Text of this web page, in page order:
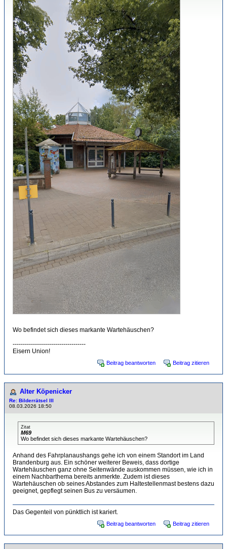
Wo befindet sich dieses markante Wartehäuschen?
------------------------------------
Eisern Union!
Beitrag beantworten Beitrag zitieren
Alter Köpenicker
Re: Bilderrätsel III
08.03.2026 18:50
Zitat
M69
Wo befindet sich dieses markante Wartehäuschen?
Anhand des Fahrplanaushangs gehe ich von einem Standort im Land
Brandenburg aus. Ein schöner weiterer Beweis, dass dortige
Wartehäuschen ganz ohne Seitenwände auskommen müssen, wie ich in
einem Nachbarthema bereits anmerkte. Zudem ist dieses
Wartehäuschen ob seines Abstandes zum Haltestellenmast bestens dazu
geeignet, gepflegt seinen Bus zu versäumen.
Das Gegenteil von pünktlich ist kariert.
Beitrag beantworten Beitrag zitieren